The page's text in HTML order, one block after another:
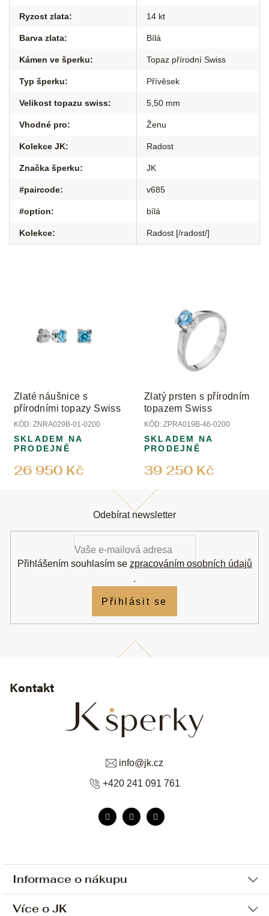
Ryzost zlata: 14 kt
Barva zlata: Bílá
Kámen ve šperku: Topaz přírodní Swiss
Typ šperku: Přívěsek
Velikost topazu swiss: 5,50 mm
Vhodné pro: Ženu
Kolekce JK: Radost
Značka šperku: JK
#paircode: v685
#option: bílá
Kolekce: Radost [/radost/]
Zlaté náušnice s
přírodními topazy Swiss
KÓD: ZNRA029B-01-0200
26 950 Kč
SKLADEM NA
PRODEJNĚ
Zlatý prsten s přírodním
topazem Swiss
KÓD: ZPRA019B-46-0200
39 250 Kč
SKLADEM NA
PRODEJNĚ
Informace o nákupu
Ochrana osobních údajů
Více o JK
Kontakt
info@jk.cz
+420 241 091 761
Odebírat newsletter
Přihlášením souhlasím se zpracováním osobních údajů
.
Přihlásit se